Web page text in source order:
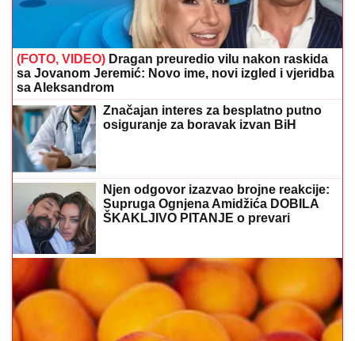
(FOTO, VIDEO) Dragan preuredio vilu nakon raskida
sa Jovanom Jeremić: Novo ime, novi izgled i vjeridba
sa Aleksandrom
Značajan interes za besplatno putno
osiguranje za boravak izvan BiH
Njen odgovor izazvao brojne reakcije:
Supruga Ognjena Amidžića DOBILA
ŠKAKLJIVO PITANJE o prevari